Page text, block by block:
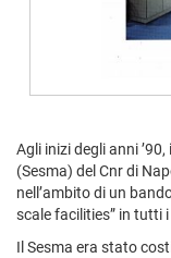
Agli inizi degli anni
(Sesma) del Cnr di
nell’ambito di un
scale facilities” in tutti
Il Sesma era stato